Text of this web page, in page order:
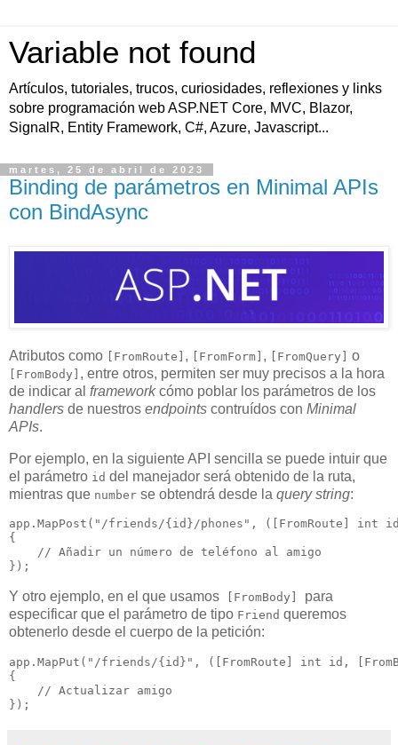
Variable not found
Artículos, tutoriales, trucos, curiosidades, reflexiones y links
sobre programación web ASP.NET Core, MVC, Blazor,
SignalR, Entity Framework, C#, Azure, Javascript...
martes, 25 de abril de 2023
Binding de parámetros en Minimal APIs
con BindAsync
Atributos como [FromRoute] , [FromForm] , [FromQuery] o
[FromBody] , entre otros, permiten ser muy precisos a la hora
de indicar al frameworkcómo poblar los parámetros de los
handlers de nuestros endpoints contruídos con Minimal
APIs.
Por ejemplo, en la siguiente API sencilla se puede intuir que
el parámetro id del manejador será obtenido de la ruta,
mientras que number se obtendrá desde la query string:
app.MapPost("/friends/{id}/phones", ([FromRoute] int
{
    // Añadir un número de teléfono al amigo
Y otro ejemplo, en el que usamos [FromBody] para
especificar que el parámetro de tipo Friend queremos
obtenerlo desde el cuerpo de la petición:
app.MapPut("/friends/{id}", ([FromRoute] int id,
{
    // Actualizar amigo